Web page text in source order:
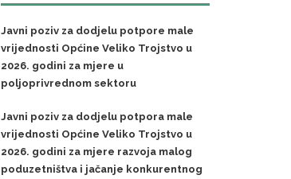
Javni poziv za dodjelu potpore male
vrijednosti Općine Veliko Trojstvo u
2026. godini za mjere u
poljoprivrednom sektoru
Javni poziv za dodjelu potpora male
vrijednosti Općine Veliko Trojstvo u
2026. godini za mjere razvoja malog
poduzetništva i jačanje konkurentnog